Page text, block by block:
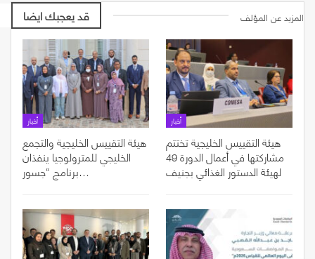
قد يعجبك ايضا المزيد عن المؤلف
أخبار
هيئة التقييس الخليجية والتجمع
الخليجي للمترولوجيا ينفذان
برنامج “جسور…
أخبار
هيئة التقييس الخليجية تختتم
مشاركتها في أعمال الدورة 49
لهيئة الدستور الغذائي بجنيف